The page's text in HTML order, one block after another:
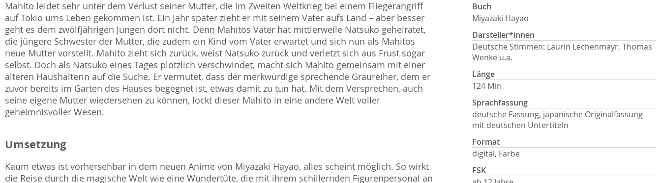
Mahito leidet sehr unter dem Verlust seiner Mutter, die im Zweiten Weltkrieg bei einem Fliegerangriff
auf Tokio ums Leben gekommen ist. Ein Jahr später zieht er mit seinem Vater aufs Land – aber besser
geht es dem zwölfjährigen Jungen dort nicht. Denn Mahitos Vater hat mittlerweile Natsuko geheiratet,
die jüngere Schwester der Mutter, die zudem ein Kind vom Vater erwartet und sich nun als Mahitos
neue Mutter vorstellt. Mahito zieht sich zurück, weist Natsuko zurück und verletzt sich aus Frust sogar
selbst. Doch als Natsuko eines Tages plötzlich verschwindet, macht sich Mahito gemeinsam mit einer
älteren Haushälterin auf die Suche. Er vermutet, dass der merkwürdige sprechende Graureiher, dem er
zuvor bereits im Garten des Hauses begegnet ist, etwas damit zu tun hat. Mit dem Versprechen, auch
seine eigene Mutter wiedersehen zu können, lockt dieser Mahito in eine andere Welt voller
geheimnisvoller Wesen.
Umsetzung
Kaum etwas ist vorhersehbar in dem neuen Anime von Miyazaki Hayao, alles scheint möglich. So wirkt
die Reise durch die magische Welt wie eine Wundertüte, die mit ihrem schillernden Figurenpersonal an
Buch
Miyazaki Hayao
Darsteller*innen
Deutsche Stimmen: Laurin Lechenmayr, Thomas
Wenke u.a.
Länge
124 Min
Sprachfassung
deutsche Fassung, japanische Originalfassung
mit deutschen Untertiteln
Format
digital, Farbe
FSK